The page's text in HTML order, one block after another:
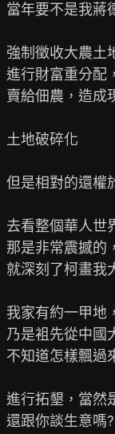
當年要不是我蔣
強制徵收大農土
進行財富重分配
賣給佃農，造成
土地破碎化
但是相對的還權
去看整個華人世
那是非常震撼的
就深刻了柯畫我
我家有約一甲地
乃是袓先從中國
不知道怎樣飄過
進行拓墾，當然
還跟你談生意嗎